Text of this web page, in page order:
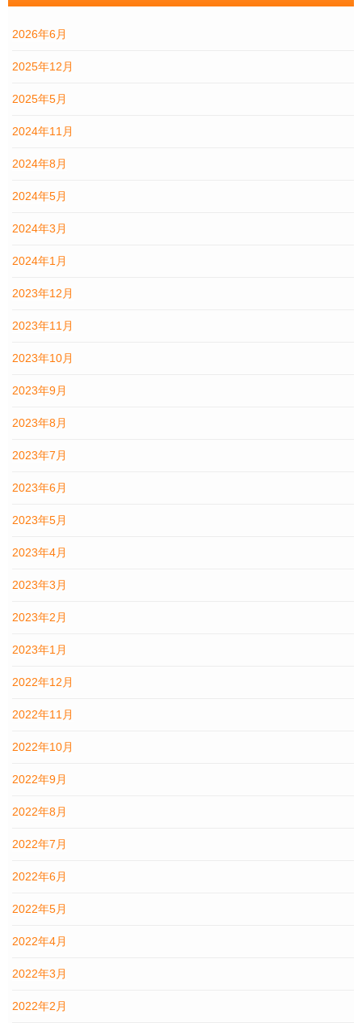
2026年6月
2025年12月
2025年5月
2024年11月
2024年8月
2024年5月
2024年3月
2024年1月
2023年12月
2023年11月
2023年10月
2023年9月
2023年8月
2023年7月
2023年6月
2023年5月
2023年4月
2023年3月
2023年2月
2023年1月
2022年12月
2022年11月
2022年10月
2022年9月
2022年8月
2022年7月
2022年6月
2022年5月
2022年4月
2022年3月
2022年2月